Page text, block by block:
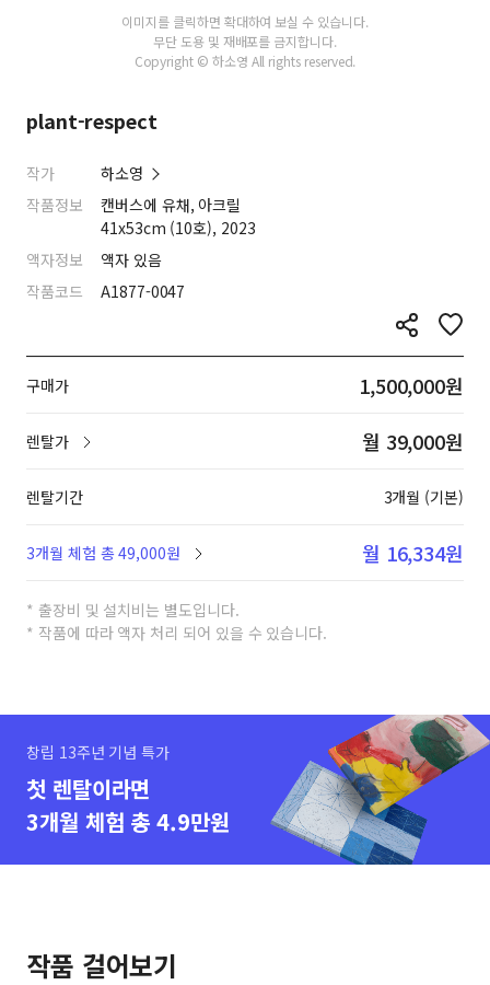
이미지를 클릭하면 확대하여 보실 수 있습니다.
무단 도용 및 재배포를 금지합니다.
Copyright © 하소영 All rights reserved.
plant-respect
작가
하소영
작품정보
캔버스에 유채, 아크릴
41x53cm (10호), 2023
액자정보
액자 있음
작품코드
A1877-0047
구매가 1,500,000원
렌탈가 월 39,000원
렌탈기간 3개월 (기본)
3개월 체험 총 49,000원 월 16,334원
* 출장비 및 설치비는 별도입니다.
* 작품에 따라 액자 처리 되어 있을 수 있습니다.
창립 13주년 기념 특가
첫 렌탈이라면
3개월 체험 총 4.9만원
작품 걸어보기